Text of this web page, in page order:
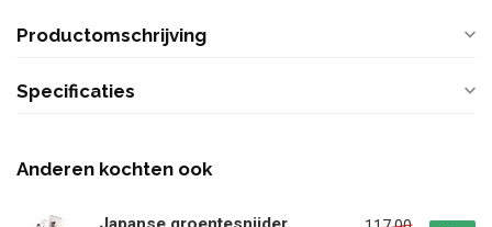
Productomschrijving
Specificaties
Anderen kochten ook